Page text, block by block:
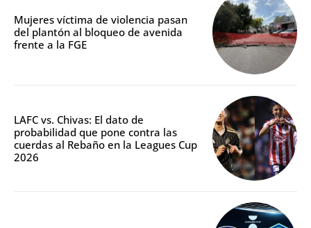
Mujeres víctima de violencia pasan
del plantón al bloqueo de avenida
frente a la FGE
LAFC vs. Chivas: El dato de
probabilidad que pone contra las
cuerdas al Rebaño en la Leagues Cup
2026